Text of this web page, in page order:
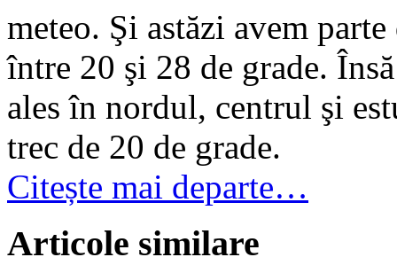
meteo. Şi astăzi avem
între 20 şi 28 de grade.
ales în nordul, centrul şi
trec de 20 de grade.
Citește mai departe…
Articole similare